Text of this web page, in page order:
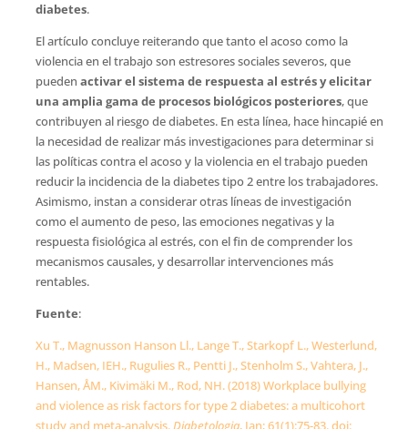
diabetes.
El artículo concluye reiterando que tanto el acoso como la
violencia en el trabajo son estresores sociales severos, que
pueden activar el sistema de respuesta al estrés y elicitar
una amplia gama de procesos biológicos posteriores, que
contribuyen al riesgo de diabetes. En esta línea, hace hincapié en
la necesidad de realizar más investigaciones para determinar si
las políticas contra el acoso y la violencia en el trabajo pueden
reducir la incidencia de la diabetes tipo 2 entre los trabajadores.
Asimismo, instan a considerar otras líneas de investigación
como el aumento de peso, las emociones negativas y la
respuesta fisiológica al estrés, con el fin de comprender los
mecanismos causales, y desarrollar intervenciones más
rentables.
Fuente:
Xu T., Magnusson Hanson Ll., Lange T., Starkopf L., Westerlund,
H., Madsen, IEH., Rugulies R., Pentti J., Stenholm S., Vahtera, J.,
Hansen, ÅM., Kivimäki M., Rod, NH. (2018) Workplace bullying
and violence as risk factors for type 2 diabetes: a multicohort
study and meta-analysis.Diabetologia, Jan; 61(1):75-83. doi: